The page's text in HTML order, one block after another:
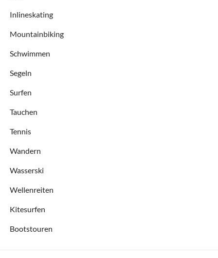
Inlineskating
Mountainbiking
Schwimmen
Segeln
Surfen
Tauchen
Tennis
Wandern
Wasserski
Wellenreiten
Kitesurfen
Bootstouren